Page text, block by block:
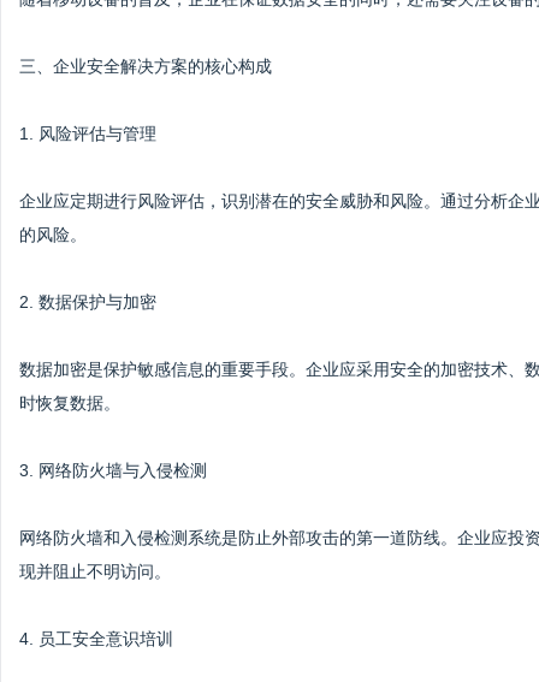
三、企业安全解决方案的核心构成
1. 风险评估与管理
企业应定期进行风险评估，识别潜在的安全威胁和风险。通过分析企
的风险。
2. 数据保护与加密
数据加密是保护敏感信息的重要手段。企业应采用安全的加密技术、
时恢复数据。
3. 网络防火墙与入侵检测
网络防火墙和入侵检测系统是防止外部攻击的第一道防线。企业应
现并阻止不明访问。
4. 员工安全意识培训